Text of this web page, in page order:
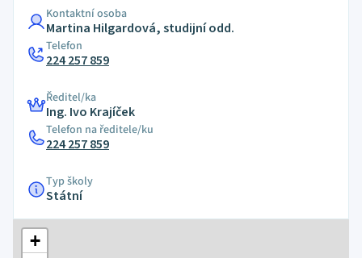
Kontaktní osoba
Martina Hilgardová, studijní odd.
Telefon
224 257 859
Ředitel/ka
Ing. Ivo Krajíček
Telefon na ředitele/ku
224 257 859
Typ školy
Státní
+